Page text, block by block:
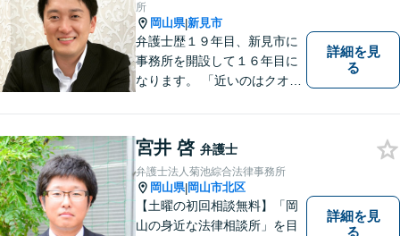
所
岡山県|新見市
弁護士歴１９年目、新見市に
事務所を開設して１６年目に
なります。 「近いのはクオリ
も「近い」法律事務所となれ
るよう職員一同頑張っていま
す。 お気軽にお問い合わせく
ださい。
詳細を見
る
宮井 啓 弁護士
弁護士法人菊池綜合法律事務所
岡山県|岡山市北区
【土曜の初回相談無料】「岡
山の身近な法律相談所」を目
詳細を見
る